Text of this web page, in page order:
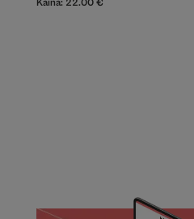
Kaina: 22.00 €